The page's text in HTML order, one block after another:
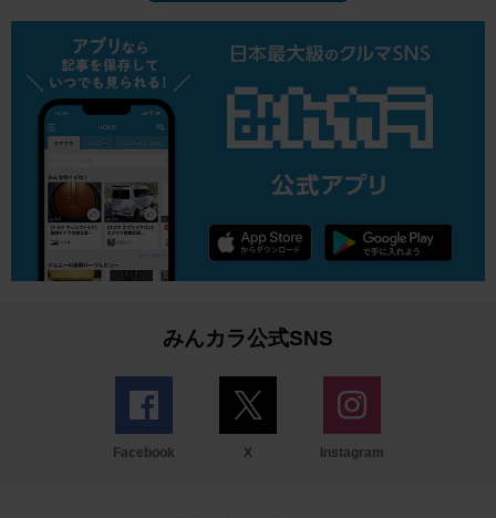
みんカラ公式SNS
Facebook X Instagram